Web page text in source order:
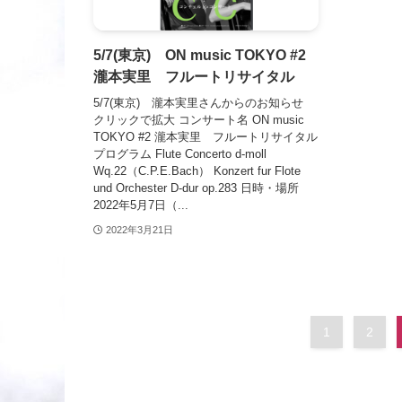
5/7(東京) ON music TOKYO #2
瀧本実里 フルートリサイタル
5/7(東京) 瀧本実里さんからのお知らせ
クリックで拡大 コンサート名 ON music
TOKYO #2 瀧本実里 フルートリサイタル
プログラム Flute Concerto d-moll
Wq.22（C.P.E.Bach） Konzert fur Flote
und Orchester D-dur op.283 日時・場所
2022年5月7日（...
2022年3月21日
1 2